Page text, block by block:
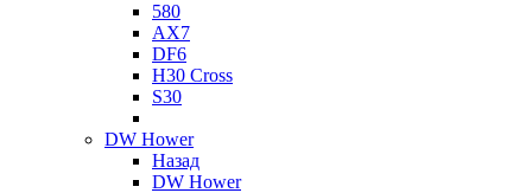
580
AX7
DF6
H30 Cross
S30
DW Hower
Назад
DW Hower